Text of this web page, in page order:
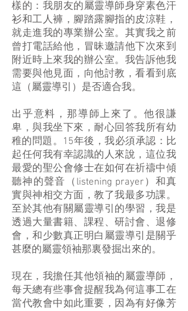
樣的：我朋友的屬靈導師身穿素色汗
衫和工人褲，腳踏露腳指的皮涼鞋，
就走進我的專業辦公室。其實我之前
曾打電話給他，冒昧邀請他下次來到
附近時上來我的辦公室。我告訴他我
需要與他見面，向他討教，看看到底
這（屬靈導引）是否適合我。
出乎意料，那導師上來了。他很謙
卑，與我坐下來，耐心回答我所有幼
稚的問題。15年後，我必須承認：比
起任何我有幸認識的人來說，這位我
最愛的聖公會修士在如何在祈禱中傾
聽神的聲音（listening prayer）和真
實與神相交方面，教了我最多功課。
至於其他有關屬靈導引的學習，我是
透過大量書籍、課程、研討會、退修
會，和少數真正明白屬靈導引是關乎
甚麼的屬靈領袖那裏發掘出來的。
現在，我擔任其他領袖的屬靈導師，
每天總有些事會提醒我為何這事工在
當代教會中如此重要，因為有好像芳